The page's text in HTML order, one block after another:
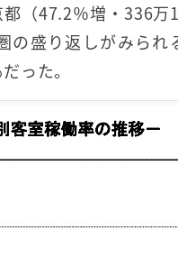
（47.2％増・336
盛り返しがみら
った。